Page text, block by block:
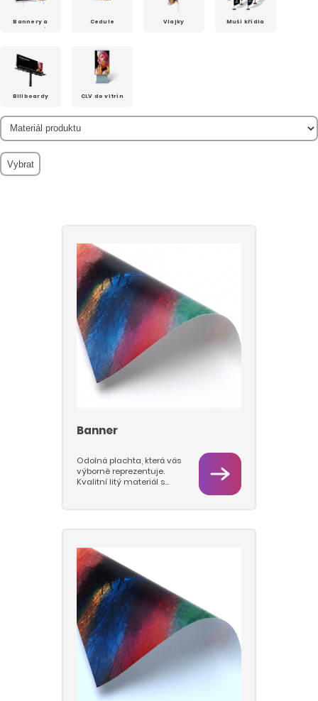
Bannery a
reklamní
Cedule Vlajky Muší křídla
Billboardy CLV do vitrín
Banner
Odolná plachta, která vás
výborně reprezentuje.
Kvalitní litý materiál s
barvy – to je banner, který
jako součást výstavního
systému. Tiskneme bez
rozpouštědel, s ohledem
na životní prostředí, na
špičkové technologii
stroje DURST RHO 512R.
Zvolte si zakončení podle
použití: vysokofrekvenčně
zpevněné okraje, kovová
oka, tunýlky, apod.
Maximální šíře role
materiálu je 500 cm,
větší plachty jsou
panelovány a
vysokofrekvenčně